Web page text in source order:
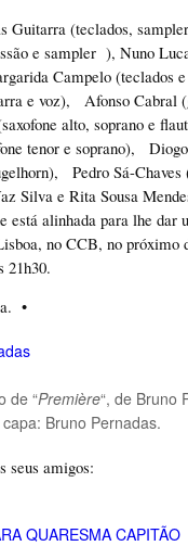
Guitarra (teclados,
e sampler ), Nuno
Campelo (teclados
e voz), Afonso Cabral
alto, soprano e
tenor e soprano),
Pedro Sá-Chaves
Silva e Rita Sousa
está alinhada para lhe dar
no CCB, no próximo
21h30.
•
de “Première“, de Bruno
Bruno Pernadas.
seus amigos:
QUARESMA CAPITÃO